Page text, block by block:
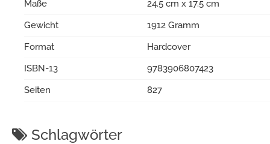
Maße
24.5 cm x 17.5 cm
Gewicht
1912 Gramm
Format
Hardcover
ISBN-13
9783906807423
Seiten
827
Schlagwörter